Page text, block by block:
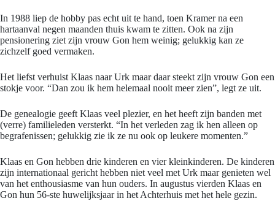
In 1988 liep de hobby pas echt uit te hand, toen Kramer na een
hartaanval negen maanden thuis kwam te zitten. Ook na zijn
pensionering ziet zijn vrouw Gon hem weinig; gelukkig kan ze
zichzelf goed vermaken.
Het liefst verhuist Klaas naar Urk maar daar steekt zijn vrouw Gon een
stokje voor. “Dan zou ik hem helemaal nooit meer zien”, legt ze uit.
De genealogie geeft Klaas veel plezier, en het heeft zijn banden met
(verre) familieleden versterkt. “In het verleden zag ik hen alleen op
begrafenissen; gelukkig zie ik ze nu ook op leukere momenten.”
Klaas en Gon hebben drie kinderen en vier kleinkinderen. De kinderen
zijn internationaal gericht hebben niet veel met Urk maar genieten wel
van het enthousiasme van hun ouders. In augustus vierden Klaas en
Gon hun 56-ste huwelijksjaar in het Achterhuis met het hele gezin.